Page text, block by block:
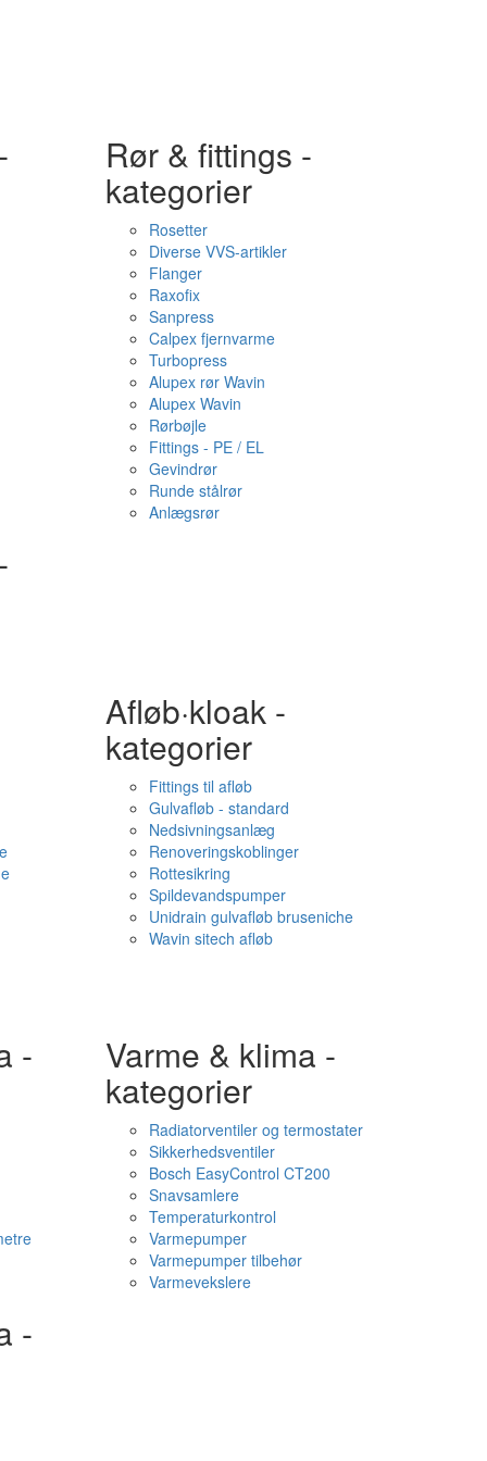
Rør & fittings -
kategorier
Rosetter
Diverse VVS-artikler
Flanger
Raxofix
Sanpress
Calpex fjernvarme
Turbopress
Alupex rør Wavin
Alupex Wavin
Rørbøjle
Fittings - PE / EL
Gevindrør
Runde stålrør
Anlægsrør
Afløb·kloak -
kategorier
Fittings til afløb
Gulvafløb - standard
Nedsivningsanlæg
Renoveringskoblinger
Rottesikring
Spildevandspumper
Unidrain gulvafløb bruseniche
Wavin sitech afløb
- Varme & klima -
kategorier
Radiatorventiler og termostater
Sikkerhedsventiler
Bosch EasyControl CT200
Snavsamlere
Temperaturkontrol
Varmepumper
Varmepumper tilbehør
Varmevekslere
-